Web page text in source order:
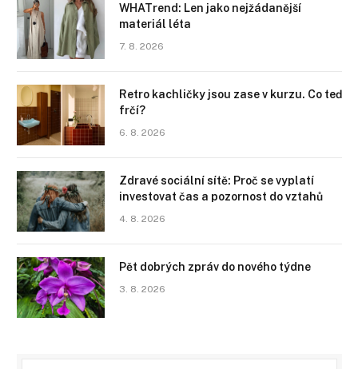
WHATrend: Len jako nejžádanější
materiál léta
7. 8. 2026
Retro kachličky jsou zase v kurzu. Co teď
frčí?
6. 8. 2026
Zdravé sociální sítě: Proč se vyplatí
investovat čas a pozornost do vztahů
4. 8. 2026
Pět dobrých zpráv do nového týdne
3. 8. 2026